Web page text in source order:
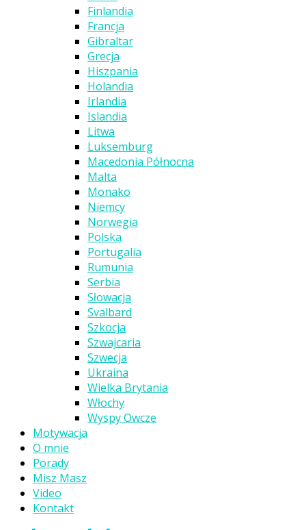
Finlandia
Francja
Gibraltar
Grecja
Hiszpania
Holandia
Irlandia
Islandia
Litwa
Luksemburg
Macedonia Północna
Malta
Monako
Niemcy
Norwegia
Polska
Portugalia
Rumunia
Serbia
Słowacja
Svalbard
Szkocja
Szwajcaria
Szwecja
Ukraina
Wielka Brytania
Włochy
Wyspy Owcze
Motywacja
O mnie
Porady
Misz Masz
Video
Kontakt